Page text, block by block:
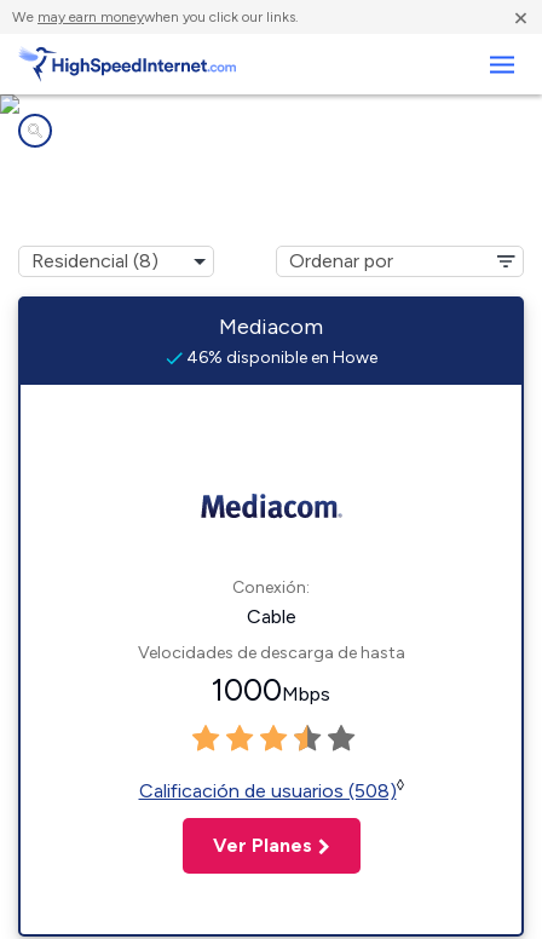
We may earn moneywhen you click our links. ×
Mediacom
46% disponible en Howe
Conexión:
Cable
Velocidades de descarga de hasta
1000Mbps
Calificación de usuarios (508)◊
Ver Planes